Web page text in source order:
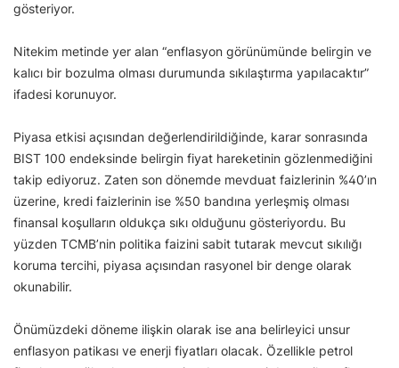
gösteriyor.
Nitekim metinde yer alan “enflasyon görünümünde belirgin ve
kalıcı bir bozulma olması durumunda sıkılaştırma yapılacaktır”
ifadesi korunuyor.
Piyasa etkisi açısından değerlendirildiğinde, karar sonrasında
BIST 100 endeksinde belirgin fiyat hareketinin gözlenmediğini
takip ediyoruz. Zaten son dönemde mevduat faizlerinin %40’ın
üzerine, kredi faizlerinin ise %50 bandına yerleşmiş olması
finansal koşulların oldukça sıkı olduğunu gösteriyordu. Bu
yüzden TCMB’nin politika faizini sabit tutarak mevcut sıkılığı
koruma tercihi, piyasa açısından rasyonel bir denge olarak
okunabilir.
Önümüzdeki döneme ilişkin olarak ise ana belirleyici unsur
enflasyon patikası ve enerji fiyatları olacak. Özellikle petrol